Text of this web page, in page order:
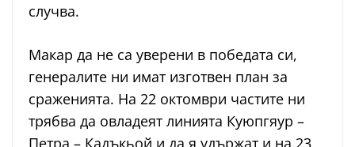
случва.
Макар да не са уверени в победата си,
генералите ни имат изготвен план за
сраженията. На 22 октомври частите ни
трябва да овладеят линията Куюпгяур –
Петра – Кадъкьой и да я удържат и на 23